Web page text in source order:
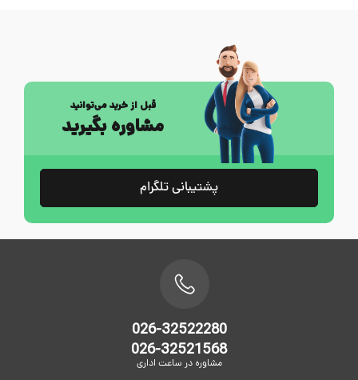
قبل از خرید می‌توانید
مشاوره بگیرید
پشتیبانی تلگرام
026-32522280
026-32521568
مشاوره در ساعت اداری